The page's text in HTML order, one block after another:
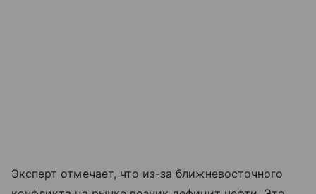
Эксперт отмечает, что из-за ближневосточного